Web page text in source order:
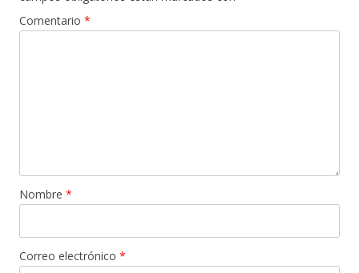
Comentario *
Nombre *
Correo electrónico *